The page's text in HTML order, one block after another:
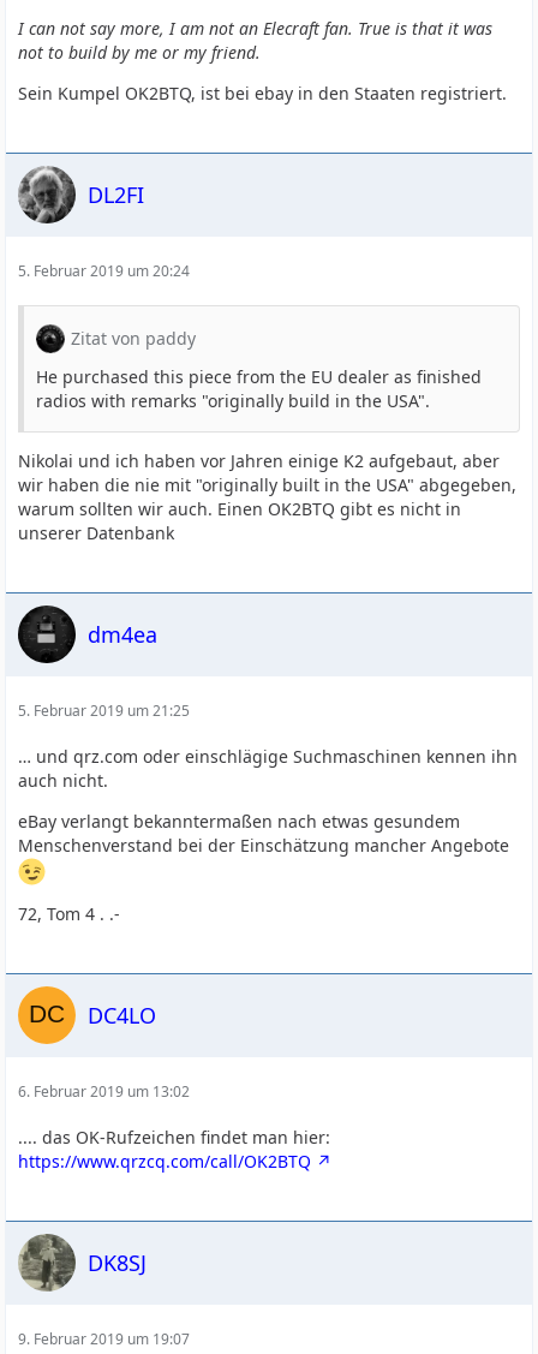
I can not say more, I am not an Elecraft fan. True is that it was
not to build by me or my friend.
Sein Kumpel OK2BTQ, ist bei ebay in den Staaten registriert.
DL2FI
5. Februar 2019 um 20:24
Zitat von paddy
He purchased this piece from the EU dealer as finished
radios with remarks "originally build in the USA".
Nikolai und ich haben vor Jahren einige K2 aufgebaut, aber
wir haben die nie mit "originally built in the USA" abgegeben,
warum sollten wir auch. Einen OK2BTQ gibt es nicht in
unserer Datenbank
dm4ea
5. Februar 2019 um 21:25
… und qrz.com oder einschlägige Suchmaschinen kennen ihn
auch nicht.
eBay verlangt bekanntermaßen nach etwas gesundem
Menschenverstand bei der Einschätzung mancher Angebote
72, Tom 4 . .-
DC4LO
6. Februar 2019 um 13:02
.... das OK-Rufzeichen findet man hier:
https://www.qrzcq.com/call/OK2BTQ
DK8SJ
9. Februar 2019 um 19:07